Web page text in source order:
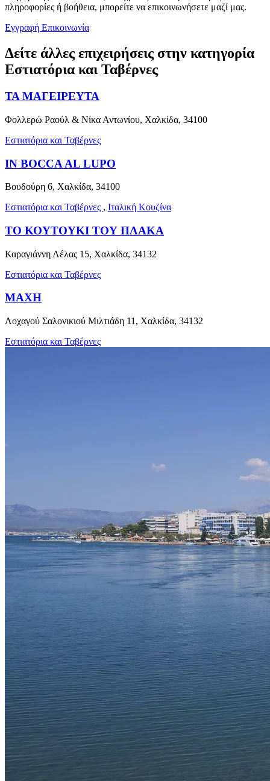
πληροφορίες ή βοήθεια, μπορείτε να επικοινωνήσετε μαζί μας.
Εγγραφή Επικοινωνία
Δείτε άλλες επιχειρήσεις στην κατηγορία
Εστιατόρια και Ταβέρνες
ΤΑ ΜΑΓΕΙΡΕΥΤΑ
Φολλερώ Ραούλ & Νίκα Αντωνίου, Χαλκίδα, 34100
Εστιατόρια και Ταβέρνες
IN BOCCA AL LUPO
Βουδούρη 6, Χαλκίδα, 34100
Εστιατόρια και Ταβέρνες , Ιταλική Κουζίνα
ΤΟ ΚΟΥΤΟΥΚΙ ΤΟΥ ΠΛΑΚΑ
Καραγιάννη Λέλας 15, Χαλκίδα, 34132
Εστιατόρια και Ταβέρνες
ΜΑΧΗ
Λοχαγού Σαλονικιού Μιλτιάδη 11, Χαλκίδα, 34132
Εστιατόρια και Ταβέρνες